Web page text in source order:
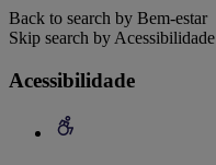
Back to search by Bem-estar
Skip search by Acessibilidade
Acessibilidade